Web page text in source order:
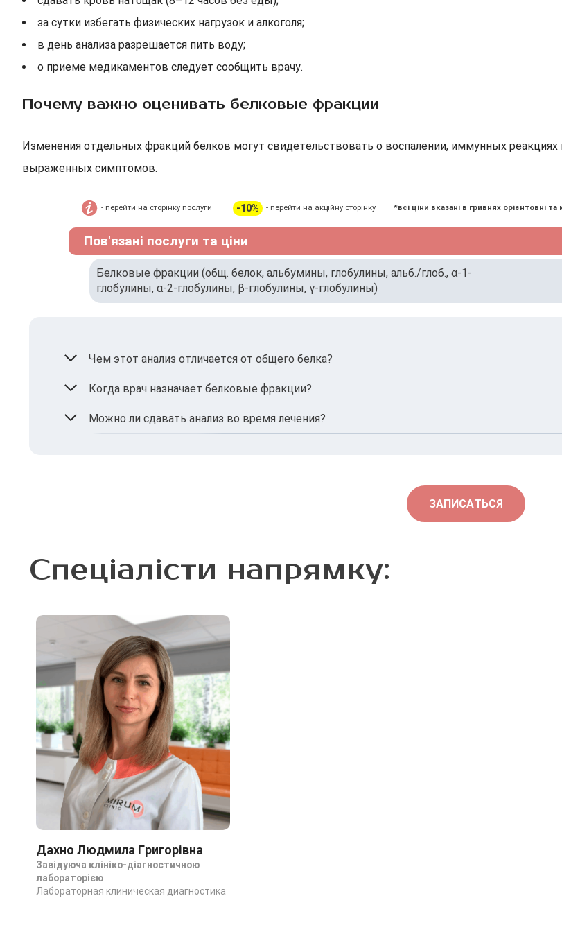
за сутки избегать физических нагрузок и алкоголя;
в день анализа разрешается пить воду;
о приеме медикаментов следует сообщить врачу.
Почему важно оценивать белковые фракции
Изменения отдельных фракций белков могут свидетельствовать о воспалении, иммунных
выраженных симптомов.
- перейти на сторінку послуги -10% - перейти на акційну сторінку *всі ціни вказані в гривнях орієнтовні
Пов'язані послуги та ціни
Белковые фракции (общ. белок, альбумины, глобулины, альб./глоб., α-1-
глобулины, α-2-глобулины, β-глобулины, γ-глобулины)
Чем этот анализ отличается от общего белка?
Он показывает не только общий уровень белка, но соотношение отдельных белковых
Когда врач назначает белковые фракции?
При подозрении на воспалительные, иммунные или хронические заболевания.
Можно ли сдавать анализ во время лечения?
ЗАПИСАТЬСЯ
Спеціалісти напрямку:
Дахно Людмила Григорівна
Завідуюча клініко-діагностичною
лабораторією
Лабораторная клиническая диагностика